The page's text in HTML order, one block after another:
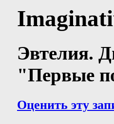
Эвтелия.
"Первые
Оценить эту